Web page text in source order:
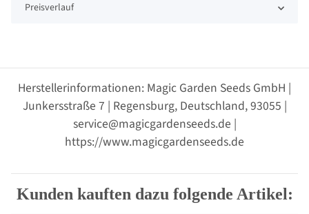
Preisverlauf
Herstellerinformationen: Magic Garden Seeds GmbH |
Junkersstraße 7 | Regensburg, Deutschland, 93055 |
service@magicgardenseeds.de |
https://www.magicgardenseeds.de
Kunden kauften dazu folgende Artikel: